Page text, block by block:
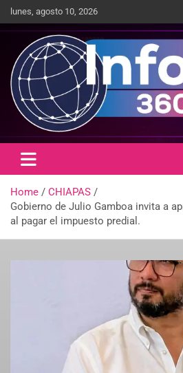
lunes, agosto 10, 2026
infored360.mx
Un giro en la información
Home
CHIAPAS
Gobierno de Julio Gamboa invita a
al pagar el impuesto predial.